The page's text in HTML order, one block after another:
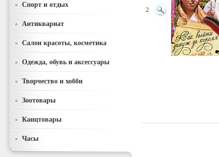
Спорт и отдых
Антиквариат
Салон красоты, косметика
Одежда, обувь и аксессуары
Творчество и хобби
Зоотовары
Канцтовары
Часы
2